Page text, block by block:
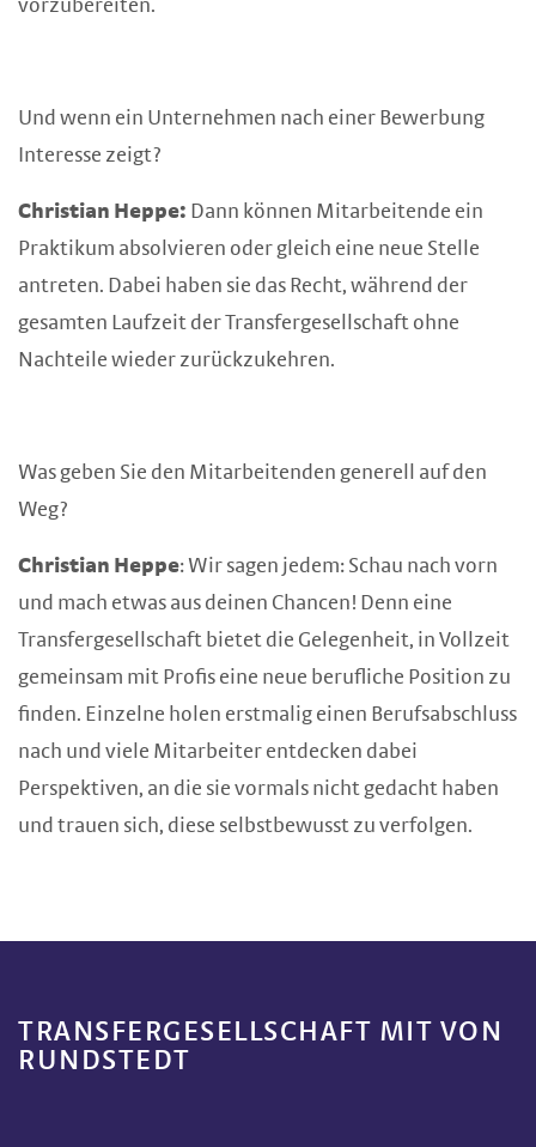
vorzubereiten.
Und wenn ein Unternehmen nach einer Bewerbung
Interesse zeigt?
Christian Heppe: Dann können Mitarbeitende ein
Praktikum absolvieren oder gleich eine neue Stelle
antreten. Dabei haben sie das Recht, während der
gesamten Laufzeit der Transfergesellschaft ohne
Nachteile wieder zurückzukehren.
Was geben Sie den Mitarbeitenden generell auf den
Weg?
Christian Heppe: Wir sagen jedem: Schau nach vorn
und mach etwas aus deinen Chancen! Denn eine
Transfergesellschaft bietet die Gelegenheit, in Vollzeit
gemeinsam mit Profis eine neue berufliche Position zu
finden. Einzelne holen erstmalig einen Berufsabschluss
nach und viele Mitarbeiter entdecken dabei
Perspektiven, an die sie vormals nicht gedacht haben
und trauen sich, diese selbstbewusst zu verfolgen.
TRANSFERGESELLSCHAFT MIT VON
RUNDSTEDT